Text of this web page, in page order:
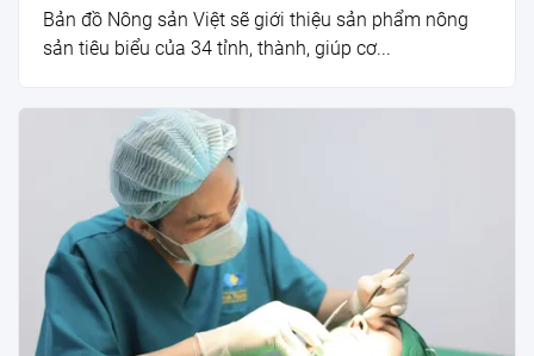
Bản đồ Nông sản Việt sẽ giới thiệu sản phẩm nông
sản tiêu biểu của 34 tỉnh, thành, giúp cơ...